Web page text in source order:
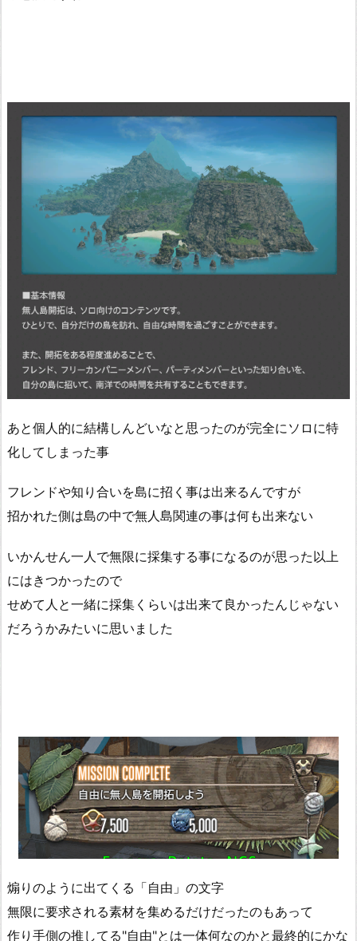
あと個人的に結構しんどいなと思ったのが完全にソロに特
化してしまった事
フレンドや知り合いを島に招く事は出来るんですが
招かれた側は島の中で無人島関連の事は何も出来ない
いかんせん一人で無限に採集する事になるのが思った以上
にはきつかったので
せめて人と一緒に採集くらいは出来て良かったんじゃない
だろうかみたいに思いました
煽りのように出てくる「自由」の文字
無限に要求される素材を集めるだけだったのもあって
作り手側の推してる"自由"とは一体何なのかと最終的にかな